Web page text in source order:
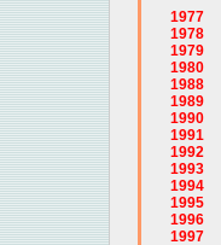
1977
1978
1979
1980
1988
1989
1990
1991
1992
1993
1994
1995
1996
1997